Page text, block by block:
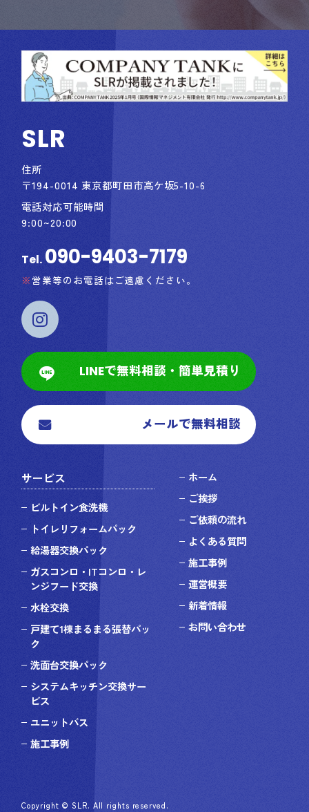
SLR
住所
〒194-0014 東京都町田市高ケ坂5-10-6
電話対応可能時間
9:00~20:00
Tel. 090-9403-7179
営業等のお電話はご遠慮ください。
LINEで無料相談・簡単見積り
メールで無料相談
サービス
ビルトイン食洗機
トイレリフォームパック
給湯器交換パック
ガスコンロ・ITコンロ・レ
ンジフード交換
水栓交換
戸建て1棟まるまる張替パッ
ク
洗面台交換パック
システムキッチン交換サー
ビス
ユニットバス
施工事例
ホーム
ご挨拶
ご依頼の流れ
よくある質問
施工事例
運営概要
新着情報
お問い合わせ
Copyright © SLR. All rights reserved.